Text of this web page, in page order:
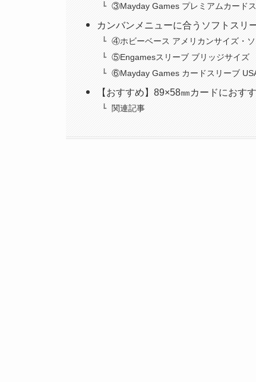
③Mayday Games プレミアムカード
カンバンメニューに合うソフトスリ
④ホビーベース アメリカンサイズ・ソ
⑤Engamesスリーブ ブリッジサイズ
⑥Mayday Games カードスリーブ
【おすすめ】89×58㎜カードにおす
関連記事